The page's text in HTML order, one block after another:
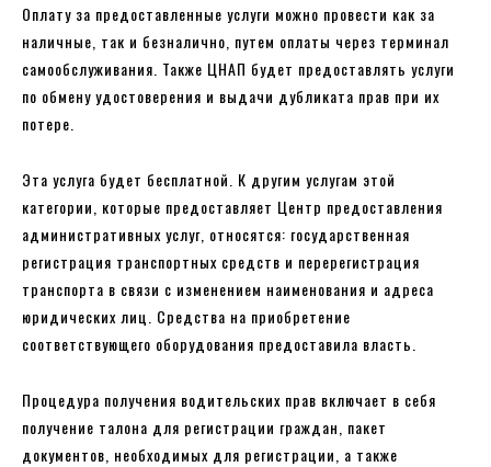
Оплату за предоставленные услуги можно провести как за
наличные, так и безналично, путем оплаты через терминал
самообслуживания. Также ЦНАП будет предоставлять услуги
по обмену удостоверения и выдачи дубликата прав при их
потере.
Эта услуга будет бесплатной. К другим услугам этой
категории, которые предоставляет Центр предоставления
административных услуг, относятся: государственная
регистрация транспортных средств и перерегистрация
транспорта в связи с изменением наименования и адреса
юридических лиц. Средства на приобретение
соответствующего оборудования предоставила власть.
Процедура получения водительских прав включает в себя
получение талона для регистрации граждан, пакет
документов, необходимых для регистрации, а также